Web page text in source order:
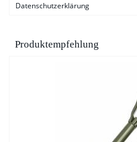
Datenschutzerklärung
Produktempfehlung